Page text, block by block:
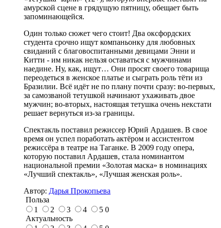
амурской сцене в грядущую пятницу, обещает быть
запоминающейся.
Один только сюжет чего стоит! Два оксфордских
студента срочно ищут компаньонку для любовных
свиданий с благовоспитанными девицами Энни и
Китти - им никак нельзя оставаться с мужчинами
наедине. Ну, как, ищут… Они просят своего товарища
переодеться в женское платье и сыграть роль тёти из
Бразилии. Всё идёт не по плану почти сразу: во-первых,
за самозваной тетушкой начинают ухаживать двое
мужчин; во-вторых, настоящая тетушка очень некстати
решает вернуться из-за границы.
Спектакль поставил режиссер Юрий Ардашев. В свое
время он успел поработать актёром и ассистентом
режиссёра в театре на Таганке. В 2009 году опера,
которую поставил Ардашев, стала номинантом
национальной премии «Золотая маска» в номинациях
«Лучший спектакль», «Лучшая женская роль».
Автор: Дарья Прокопьева
Польза
1
2 3 4 5 0
Актуальность